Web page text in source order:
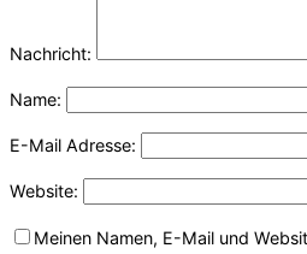
Nachricht:
Name:
E-Mail Adresse:
Website:
Meinen Namen, E-Mail und